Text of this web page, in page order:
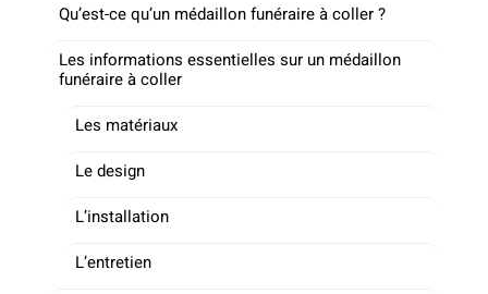
Qu’est-ce qu’un médaillon funéraire à coller ?
Les informations essentielles sur un médaillon
funéraire à coller
Les matériaux
Le design
L’installation
L’entretien